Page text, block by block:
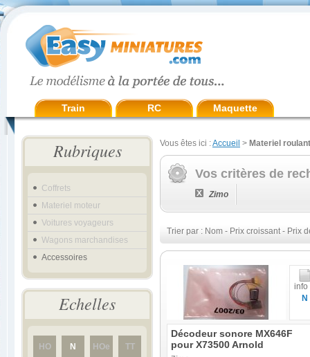
Train RC Maquette
Rubriques
Coffrets
Materiel moteur
Voitures voyageurs
Wagons marchandises
Accessoires
Echelles
HO N HOe TT
Vous êtes ici :Accueil > Materiel roulant
Vos critères de
Zimo
Trier par : Nom - Prix croissant- Prix
info
N
Décodeur sonore MX646F
pour X73500 Arnold